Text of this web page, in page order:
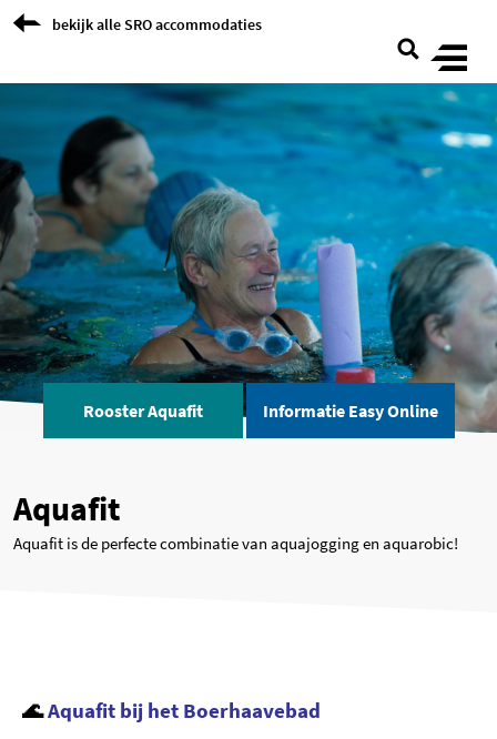
bekijk alle SRO accommodaties
Rooster Aquafit Informatie Easy Online
Aquafit
Aquafit is de perfecte combinatie van aquajogging en aquarobic!
🌊Aquafit bij het Boerhaavebad